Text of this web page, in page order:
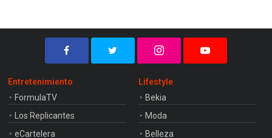
Entretenimiento
FormulaTV
Los Replicantes
eCartelera
Lifestyle
Bekia
Moda
Belleza